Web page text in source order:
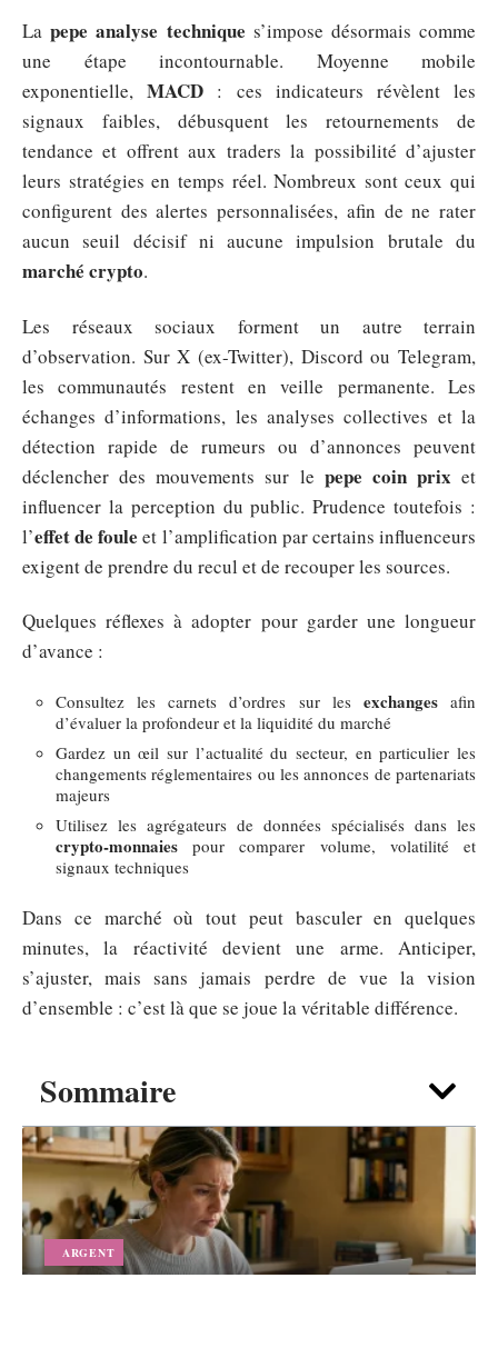
Sommaire
ARGENT
Lapepe analyse technique s’impose désormais comme
une étape incontournable. Moyenne mobile
exponentielle,MACD : ces indicateurs révèlent les
signaux faibles, débusquent les retournements de
tendance et offrent aux traders la possibilité d’ajuster
leurs stratégies en temps réel. Nombreux sont ceux qui
configurent des alertes personnalisées, afin de ne rater
aucun seuil décisif ni aucune impulsion brutale du
marché crypto.
Les réseaux sociaux forment un autre terrain
d’observation. Sur X (ex-Twitter), Discord ou Telegram,
les communautés restent en veille permanente. Les
échanges d’informations, les analyses collectives et la
détection rapide de rumeurs ou d’annonces peuvent
déclencher des mouvements sur le pepe coin prix et
influencer la perception du public. Prudence toutefois :
l’effet de foule et l’amplification par certains influenceurs
exigent de prendre du recul et de recouper les sources.
Quelques réflexes à adopter pour garder une longueur
d’avance :
Consultez les carnets d’ordres sur les exchangesafin
d’évaluer la profondeur et la liquidité du marché
Gardez un œil sur l’actualité du secteur, en particulier les
changements réglementaires ou les annonces de partenariats
majeurs
Utilisez les agrégateurs de données spécialisés dans les
crypto-monnaies pour comparer volume, volatilité et
signaux techniques
Dans ce marché où tout peut basculer en quelques
minutes, la réactivité devient une arme. Anticiper,
s’ajuster, mais sans jamais perdre de vue la vision
d’ensemble : c’est là que se joue la véritable différence.